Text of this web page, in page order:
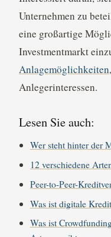
Unternehmen zu
eine großartige
Investmentmarkt
Anlagemöglichkeiten
Anlegerinteressen.
Lesen Sie auch:
Wer steht hinter der
12 verschiedene
Peer-to-Peer-
Was ist digitale
Was ist